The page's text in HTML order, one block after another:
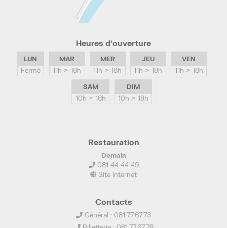
Heures d’ouverture
LUN
Fermé
MAR
11h > 18h
MER
11h > 18h
JEU
11h > 18h
VEN
11h > 18h
SAM
10h > 18h
DIM
10h > 18h
Restauration
Demain
081 44 44 49
Site internet
Contacts
Général : 081.77.67.73